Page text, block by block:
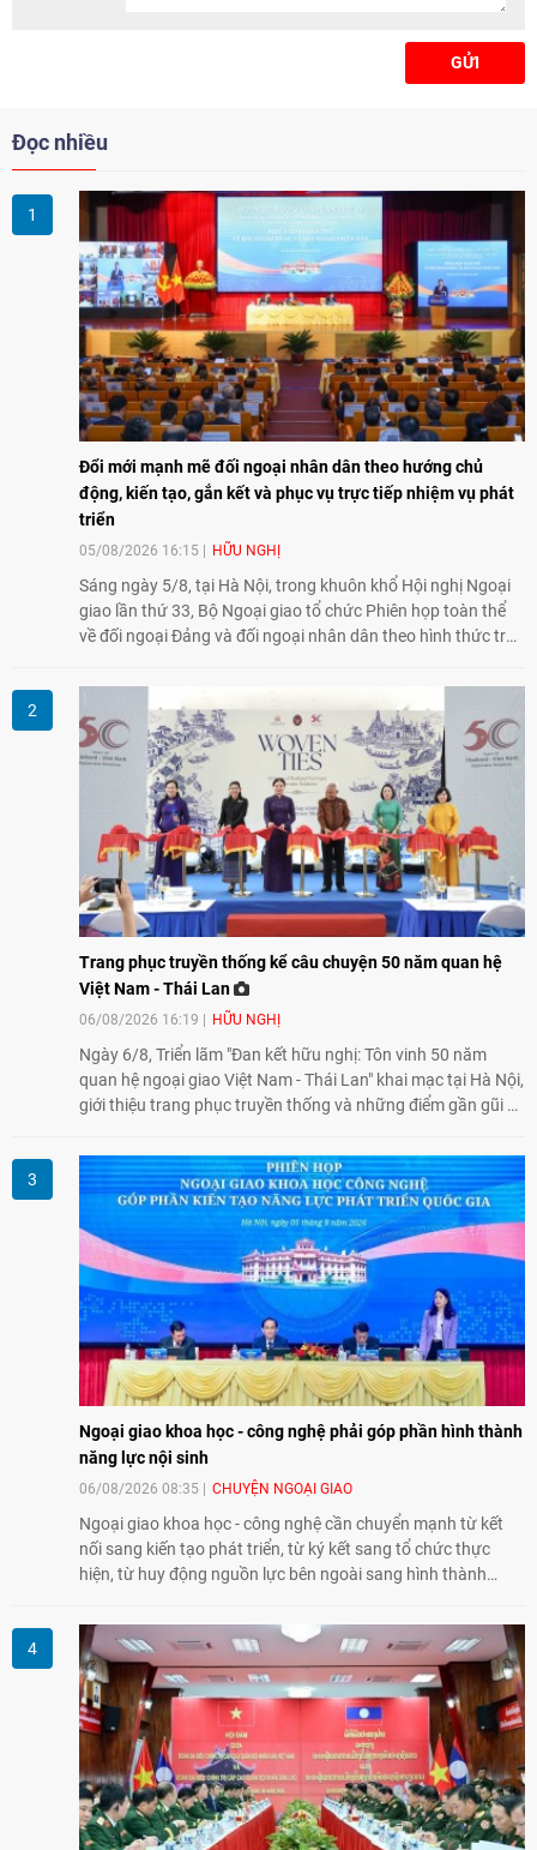
GỬI
Đọc nhiều
Đổi mới mạnh mẽ đối ngoại nhân dân theo hướng chủ
động, kiến tạo, gắn kết và phục vụ trực tiếp nhiệm vụ phát
triển
05/08/2026 16:15 HỮU NGHỊ
Sáng ngày 5/8, tại Hà Nội, trong khuôn khổ Hội nghị Ngoại
giao lần thứ 33, Bộ Ngoại giao tổ chức Phiên họp toàn thể
về đối ngoại Đảng và đối ngoại nhân dân theo hình thức trực
và các Cơ quan đại diện Việt Nam ở nước ngoài.
Trang phục truyền thống kể câu chuyện 50 năm quan hệ
Việt Nam - Thái Lan
06/08/2026 16:19 HỮU NGHỊ
Ngày 6/8, Triển lãm "Đan kết hữu nghị: Tôn vinh 50 năm
quan hệ ngoại giao Việt Nam - Thái Lan" khai mạc tại Hà Nội,
giới thiệu trang phục truyền thống và những điểm gần gũi về
giao lưu nhân dân trong chặng đường nửa thế kỷ quan hệ
song phương.
Ngoại giao khoa học - công nghệ phải góp phần hình thành
năng lực nội sinh
06/08/2026 08:35 CHUYỆN NGOẠI GIAO
Ngoại giao khoa học - công nghệ cần chuyển mạnh từ kết
nối sang kiến tạo phát triển, từ ký kết sang tổ chức thực
hiện, từ huy động nguồn lực bên ngoài sang hình thành
nghệ, đổi mới sáng tạo và chuyển đổi số trở thành động lực
phát triển đất nước.